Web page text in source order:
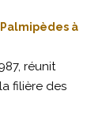
à
réunit
filière des